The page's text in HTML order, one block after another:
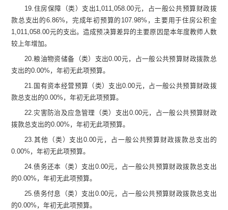
19.住房保障（类）支出1,011,058.00元，占一般公共预算财政拨
款总支出的6.86% ，完成年初预算的 107.98% ， 主要用于住房公积金
1,011,058.00元的支出。造成预决算差异的主要原因是本年度教师人数
较上年增加。
20.粮油物资储备（类）支出0.00元，占一般公共预算财政拨款总
支出的0.00% ，年初无此项预算。
21. 国有资本经营预算（类）支出0.00元，占一般公共预算财政拨
款总支出的0.00% ，年初无此项预算。
22.灾害防治及应急管理（类）支出0.00元，占一般公共预算财政
拨款总支出的0.00% ，年初无此项预算。
23.其他（类）支出0.00元 ，占一般公共预算财政拨款总支出的
0.00% ，年初无此项预算。
24.债务还本（类）支出0.00元，占一般公共预算财政拨款总支出
的0.00% ，年初无此项预算。
25.债务付息（类）支出0.00元，占一般公共预算财政拨款总支出
的0.00% ，年初无此项预算。